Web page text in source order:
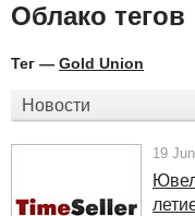
Облако тегов
Тег — Gold Union
Новости
19